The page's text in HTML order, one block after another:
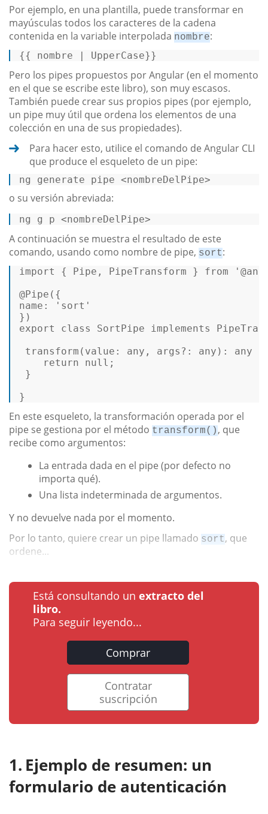
Por ejemplo, en una plantilla, puede transformar en
mayúsculas todos los caracteres de la cadena
contenida en la variable interpolada nombre:
{{ nombre | UpperCase}}
Pero los pipes propuestos por Angular (en el momento
en el que se escribe este libro), son muy escasos.
También puede crear sus propios pipes (por ejemplo,
un pipe muy útil que ordena los elementos de una
colección en una de sus propiedades).
Para hacer esto, utilice el comando de Angular CLI
que produce el esqueleto de un pipe:
ng generate pipe <nombreDelPipe>
o su versión abreviada:
ng g p <nombreDelPipe>
A continuación se muestra el resultado de este
comando, usando como nombre de pipe, sort:
import { Pipe , PipeTransform } from
@Pipe
name :
'sort'
export
class SortPipe implements
transform ( value : any , args?: any ): any
return
null ;
}
}
En este esqueleto, la transformación operada por el
pipe se gestiona por el método transform() , que
recibe como argumentos:
La entrada dada en el pipe (por defecto no
importa qué).
Una lista indeterminada de argumentos.
Y no devuelve nada por el momento.
Por lo tanto, quiere crear un pipe llamado sort, que
ordene...
Está consultando un extracto del
libro.
Para seguir leyendo...
Comprar
Contratar
suscripción
Ejemplo de resumen: un
formulario de autenticación